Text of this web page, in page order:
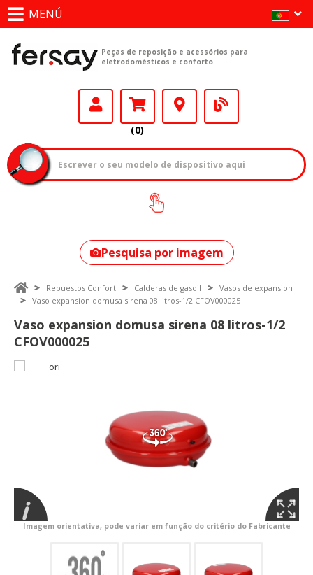
MENÚ
Peças de reposição e acessórios para
eletrodomésticos e conforto
(0)
Como encontrar
o seu modelo?
Pesquisa por imagem
Repuestos Confort Calderas de gasoil
Vasos de expansion
Vaso expansion domusa sirena 08 litros-1/2 CFOV000025
Vaso expansion domusa sirena 08 litros-1/2
CFOV000025
Imagem orientativa, pode variar em função do critério do Fabricante